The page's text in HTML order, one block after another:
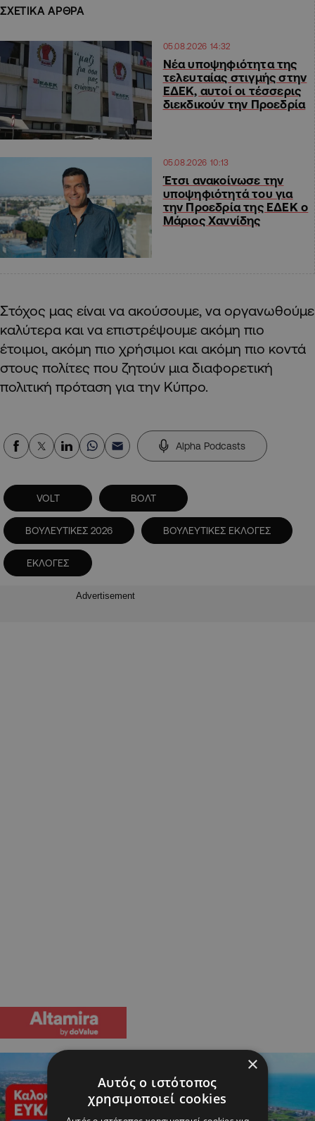
ΣΧΕΤΙΚΑ ΑΡΘΡΑ
05.08.2026 14:32
Νέα υποψηφιότητα της
τελευταίας στιγμής στην
ΕΔΕΚ, αυτοί οι τέσσερις
διεκδικούν την Προεδρία
05.08.2026 10:13
Έτσι ανακοίνωσε την
υποψηφιότητά του για
την Προεδρία της ΕΔΕΚ ο
Μάριος Χαννίδης
Στόχος μας είναι να ακούσουμε, να οργανωθούμε
καλύτερα και να επιστρέψουμε ακόμη πιο
έτοιμοι, ακόμη πιο χρήσιμοι και ακόμη πιο κοντά
στους πολίτες που ζητούν μια διαφορετική
πολιτική πρόταση για την Κύπρο.
Alpha Podcasts
VOLT ΒΟΛΤ
ΒΟΥΛΕΥΤΙΚΕΣ 2026 ΒΟΥΛΕΥΤΙΚΕΣ ΕΚΛΟΓΕΣ
ΕΚΛΟΓΕΣ
Advertisement
×
Αυτός ο ιστότοπος
χρησιμοποιεί cookies